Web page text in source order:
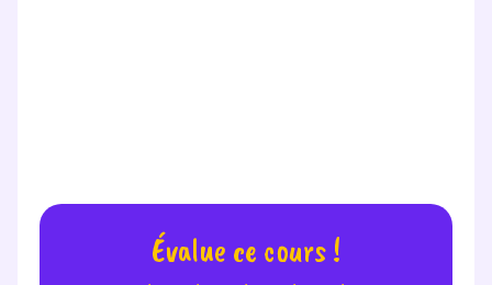
Évalue ce cours !